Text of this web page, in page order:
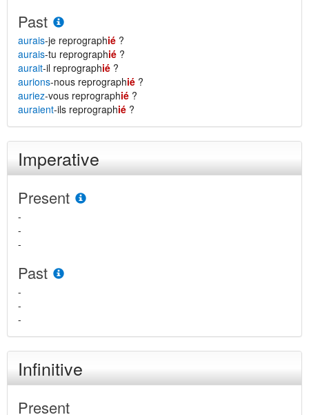
Past
aurais-je reprographié ?
aurais-tu reprographié ?
aurait-il reprographié ?
aurions-nous reprographié ?
auriez-vous reprographié ?
auraient-ils reprographié ?
Imperative
Present
-
-
-
Past
-
-
-
Infinitive
Present